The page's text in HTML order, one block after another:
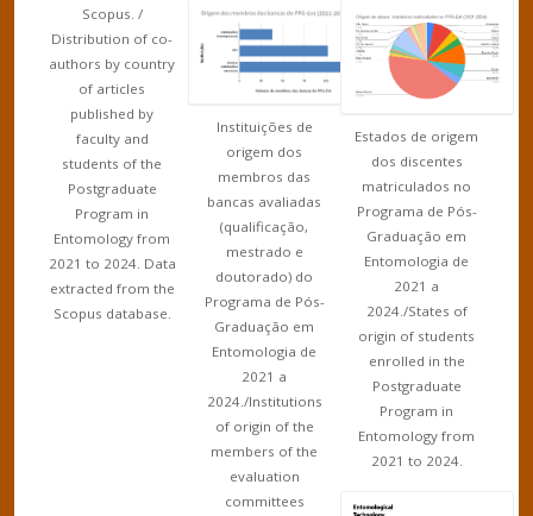
Scopus. /
Distribution of co-
authors by country
of articles
published by
faculty and
students of the
Postgraduate
Program in
Entomology from
2021 to 2024. Data
extracted from the
Scopus database.
Instituições de
origem dos
membros das
bancas avaliadas
(qualificação,
mestrado e
doutorado) do
Programa de Pós-
Graduação em
Entomologia de
2021 a
2024./Institutions
of origin of the
members of the
evaluation
committees
Estados de origem
dos discentes
matriculados no
Programa de Pós-
Graduação em
Entomologia de
2021 a
2024./States of
origin of students
enrolled in the
Postgraduate
Program in
Entomology from
2021 to 2024.